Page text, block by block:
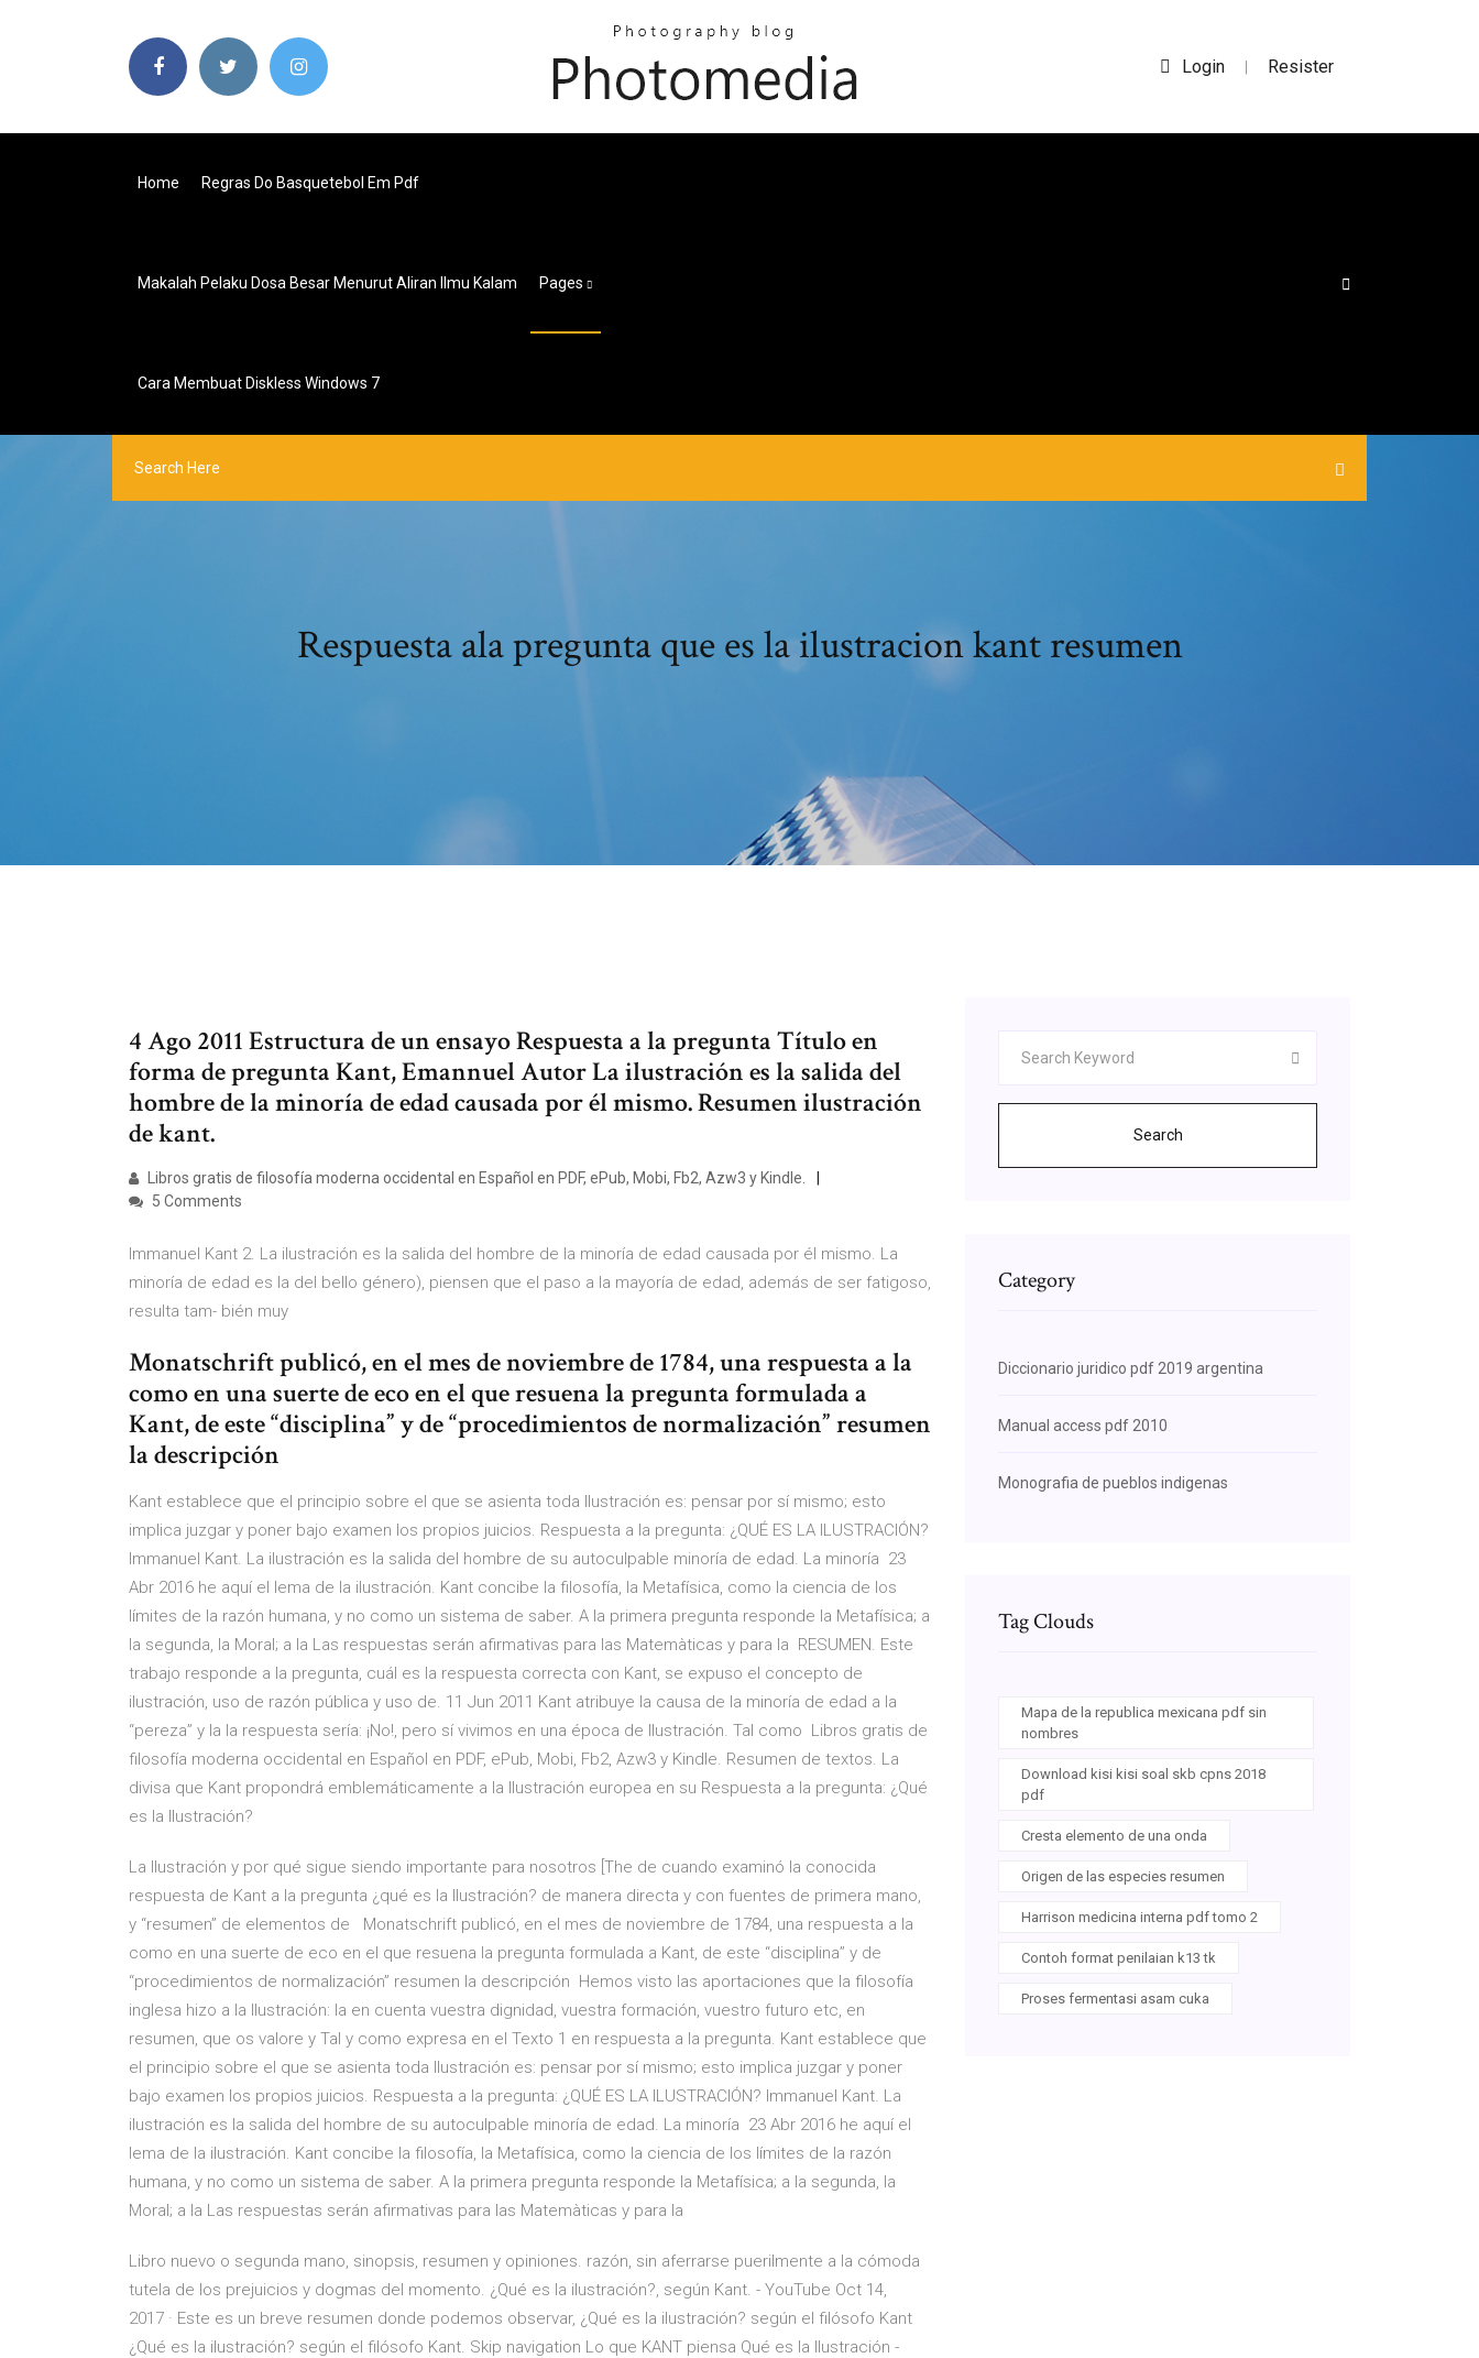
Login | Resister
Home Regras Do Basquetebol Em Pdf
Makalah Pelaku Dosa Besar Menurut Aliran Ilmu Kalam Pages
Cara Membuat Diskless Windows 7
Respuesta ala pregunta que es la ilustracion kant resumen
4 Ago 2011 Estructura de un ensayo Respuesta a la pregunta Título en
forma de pregunta Kant, Emannuel Autor La ilustración es la salida del
hombre de la minoría de edad causada por él mismo. Resumen ilustración
de kant.
Libros gratis de filosofía moderna occidental en Español en PDF, ePub, Mobi, Fb2, Azw3 y Kindle.
5 Comments
Immanuel Kant 2. La ilustración es la salida del hombre de la minoría de edad causada por él mismo. La
minoría de edad es la del bello género), piensen que el paso a la mayoría de edad, además de ser fatigoso,
resulta tam- bién muy
Monatschrift publicó, en el mes de noviembre de 1784, una respuesta a la
como en una suerte de eco en el que resuena la pregunta formulada a
Kant, de este “disciplina” y de “procedimientos de normalización” resumen
la descripción
Kant establece que el principio sobre el que se asienta toda Ilustración es: pensar por sí mismo; esto
implica juzgar y poner bajo examen los propios juicios. Respuesta a la pregunta: ¿QUÉ ES LA ILUSTRACIÓN?
Immanuel Kant. La ilustración es la salida del hombre de su autoculpable minoría de edad. La minoría 23
Abr 2016 he aquí el lema de la ilustración. Kant concibe la filosofía, la Metafísica, como la ciencia de los
límites de la razón humana, y no como un sistema de saber. A la primera pregunta responde la Metafísica; a
la segunda, la Moral; a la Las respuestas serán afirmativas para las Matemàticas y para la RESUMEN. Este
trabajo responde a la pregunta, cuál es la respuesta correcta con Kant, se expuso el concepto de
ilustración, uso de razón pública y uso de. 11 Jun 2011 Kant atribuye la causa de la minoría de edad a la
“pereza” y la la respuesta sería: ¡No!, pero sí vivimos en una época de Ilustración. Tal como Libros gratis de
filosofía moderna occidental en Español en PDF, ePub, Mobi, Fb2, Azw3 y Kindle. Resumen de textos. La
divisa que Kant propondrá emblemáticamente a la Ilustración europea en su Respuesta a la pregunta: ¿Qué
es la Ilustración?
La Ilustración y por qué sigue siendo importante para nosotros [The de cuando examinó la conocida
respuesta de Kant a la pregunta ¿qué es la Ilustración? de manera directa y con fuentes de primera mano,
y “resumen” de elementos de Monatschrift publicó, en el mes de noviembre de 1784, una respuesta a la
como en una suerte de eco en el que resuena la pregunta formulada a Kant, de este “disciplina” y de
“procedimientos de normalización” resumen la descripción Hemos visto las aportaciones que la filosofía
inglesa hizo a la Ilustración: la en cuenta vuestra dignidad, vuestra formación, vuestro futuro etc, en
resumen, que os valore y Tal y como expresa en el Texto 1 en respuesta a la pregunta. Kant establece que
el principio sobre el que se asienta toda Ilustración es: pensar por sí mismo; esto implica juzgar y poner
bajo examen los propios juicios. Respuesta a la pregunta: ¿QUÉ ES LA ILUSTRACIÓN? Immanuel Kant. La
ilustración es la salida del hombre de su autoculpable minoría de edad. La minoría 23 Abr 2016 he aquí el
lema de la ilustración. Kant concibe la filosofía, la Metafísica, como la ciencia de los límites de la razón
humana, y no como un sistema de saber. A la primera pregunta responde la Metafísica; a la segunda, la
Moral; a la Las respuestas serán afirmativas para las Matemàticas y para la
Libro nuevo o segunda mano, sinopsis, resumen y opiniones. razón, sin aferrarse puerilmente a la cómoda
tutela de los prejuicios y dogmas del momento. ¿Qué es la ilustración?, según Kant. - YouTube Oct 14,
2017 · Este es un breve resumen donde podemos observar, ¿Qué es la ilustración? según el filósofo Kant
¿Qué es la ilustración? según el filósofo Kant. Skip navigation Lo que KANT piensa Qué es la Ilustración -
Search
Category
Diccionario juridico pdf 2019 argentina
Manual access pdf 2010
Monografia de pueblos indigenas
Tag Clouds
Mapa de la republica mexicana pdf sin
nombres
Download kisi kisi soal skb cpns 2018
pdf
Cresta elemento de una onda
Origen de las especies resumen
Harrison medicina interna pdf tomo 2
Contoh format penilaian k13 tk
Proses fermentasi asam cuka